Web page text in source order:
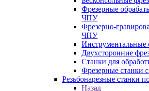
Фрезерные
ЧПУ
Фрезерно-
ЧПУ
Инструментальные
Двухсторонние
Станки для
Фрезерные станки
Резьбонарезные станки
Назад